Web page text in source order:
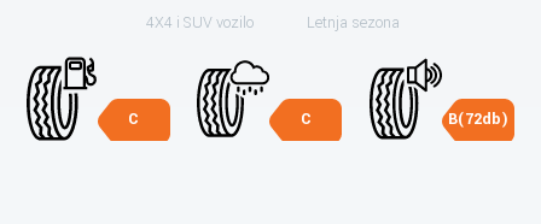
4X4 i SUV vozilo Letnja sezona
C C B(72db)